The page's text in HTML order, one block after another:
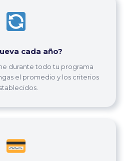
cada año?
durante todo tu programa
el promedio y los criterios